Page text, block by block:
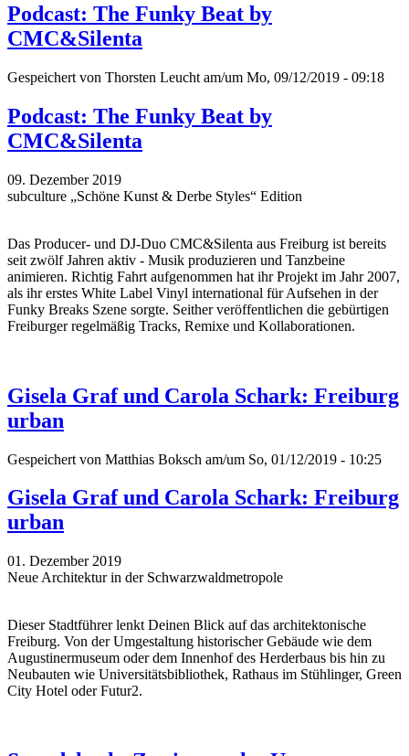
Podcast: The Funky Beat by
CMC&Silenta
Gespeichert von Thorsten Leucht am/um Mo, 09/12/2019 - 09:18
Podcast: The Funky Beat by
CMC&Silenta
09. Dezember 2019
subculture „Schöne Kunst & Derbe Styles“ Edition
Das Producer- und DJ-Duo CMC&Silenta aus Freiburg ist bereits
seit zwölf Jahren aktiv - Musik produzieren und Tanzbeine
animieren. Richtig Fahrt aufgenommen hat ihr Projekt im Jahr 2007,
als ihr erstes White Label Vinyl international für Aufsehen in der
Funky Breaks Szene sorgte. Seither veröffentlichen die gebürtigen
Freiburger regelmäßig Tracks, Remixe und Kollaborationen.
Gisela Graf und Carola Schark: Freiburg
urban
Gespeichert von Matthias Boksch am/um So, 01/12/2019 - 10:25
Gisela Graf und Carola Schark: Freiburg
urban
01. Dezember 2019
Neue Architektur in der Schwarzwaldmetropole
Dieser Stadtführer lenkt Deinen Blick auf das architektonische
Freiburg. Von der Umgestaltung historischer Gebäude wie dem
Augustinermuseum oder dem Innenhof des Herderbaus bis hin zu
Neubauten wie Universitätsbibliothek, Rathaus im Stühlinger, Green
City Hotel oder Futur2.